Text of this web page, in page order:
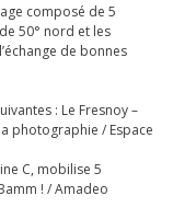
composé de 5
50° nord et les
de bonnes
: Le Fresnoy –
photographie / Espace
C, mobilise 5
! / Amadeo